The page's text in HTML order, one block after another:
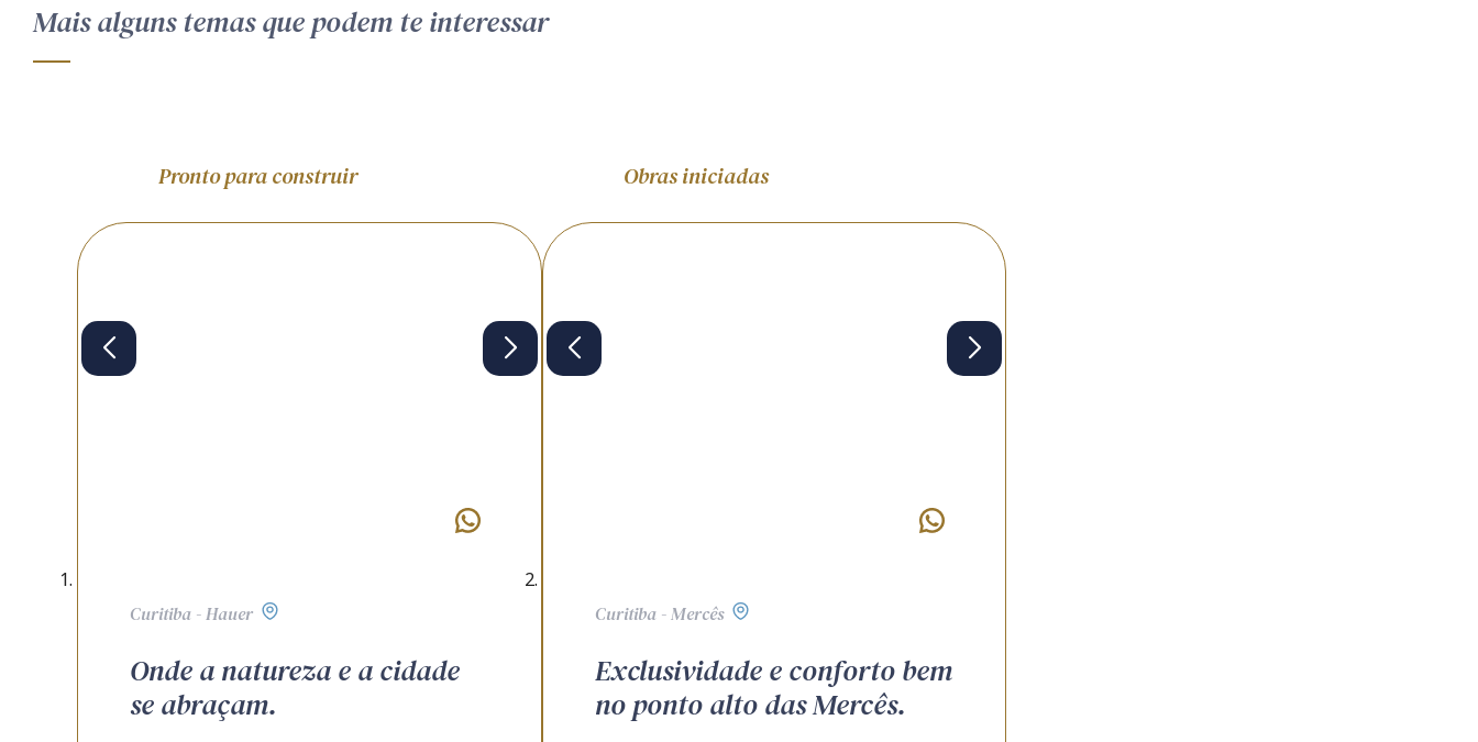
Mais alguns temas que podem te interessar
Pronto para construir
Curitiba - Hauer
Onde a natureza e a cidade
se abraçam.
Obras iniciadas
Curitiba - Mercês
Exclusividade e conforto bem
no ponto alto das Mercês.